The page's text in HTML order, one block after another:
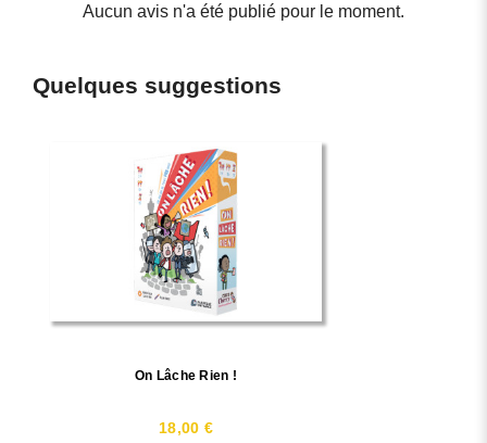
Aucun avis n'a été publié pour le moment.
Quelques suggestions
On Lâche Rien !
18,00 €